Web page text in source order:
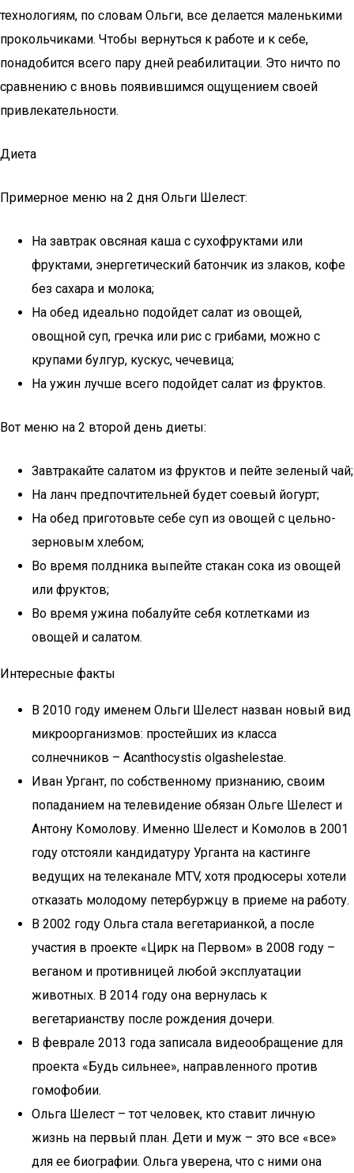
технологиям, по словам Ольги, все делается маленькими
прокольчиками. Чтобы вернуться к работе и к себе,
понадобится всего пару дней реабилитации. Это ничто по
сравнению с вновь появившимся ощущением своей
привлекательности.
Диета
Примерное меню на 2 дня Ольги Шелест:
На завтрак овсяная каша с сухофруктами или
фруктами, энергетический батончик из злаков, кофе
без сахара и молока;
На обед идеально подойдет салат из овощей,
овощной суп, гречка или рис с грибами, можно с
крупами булгур, кускус, чечевица;
На ужин лучше всего подойдет салат из фруктов.
Вот меню на 2 второй день диеты:
Завтракайте салатом из фруктов и пейте зеленый чай;
На ланч предпочтительней будет соевый йогурт;
На обед приготовьте себе суп из овощей с цельно-
зерновым хлебом;
Во время полдника выпейте стакан сока из овощей
или фруктов;
Во время ужина побалуйте себя котлетками из
овощей и салатом.
Интересные факты
В 2010 году именем Ольги Шелест назван новый вид
микроорганизмов: простейших из класса
солнечников – Acanthocystis olgashelestae.
Иван Ургант, по собственному признанию, своим
попаданием на телевидение обязан Ольге Шелест и
Антону Комолову. Именно Шелест и Комолов в 2001
году отстояли кандидатуру Урганта на кастинге
ведущих на телеканале MTV, хотя продюсеры хотели
отказать молодому петербуржцу в приеме на работу.
В 2002 году Ольга стала вегетарианкой, а после
участия в проекте «Цирк на Первом» в 2008 году –
веганом и противницей любой эксплуатации
животных. В 2014 году она вернулась к
вегетарианству после рождения дочери.
В феврале 2013 года записала видеообращение для
проекта «Будь сильнее», направленного против
гомофобии.
Ольга Шелест – тот человек, кто ставит личную
жизнь на первый план. Дети и муж – это все «все»
для ее биографии. Ольга уверена, что с ними она